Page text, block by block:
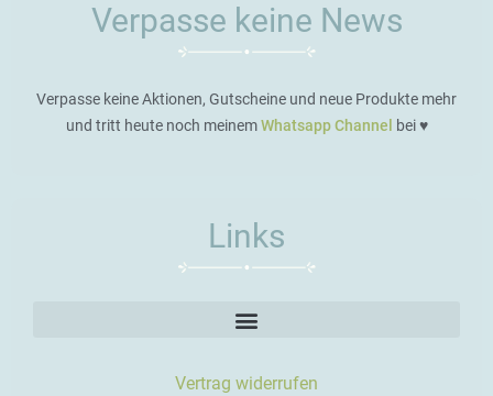
Verpasse keine News
Verpasse keine Aktionen, Gutscheine und neue Produkte mehr
und tritt heute noch meinemWhatsapp Channel bei ♥️
Links
Vertrag widerrufen